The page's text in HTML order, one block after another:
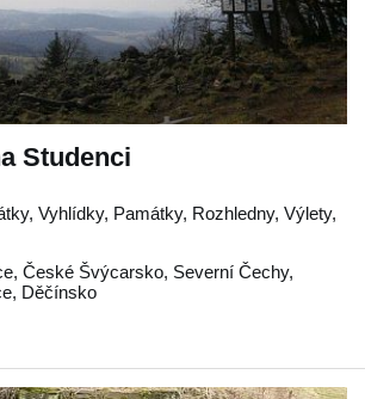
Studenci
Vyhlídky, Památky, Rozhledny, Výlety,
, České Švýcarsko, Severní Čechy,
, Děčínsko